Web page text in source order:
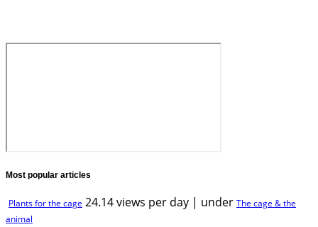
Most popular articles
Plants for the cage 24.14 views per day | under The cage & the
animal